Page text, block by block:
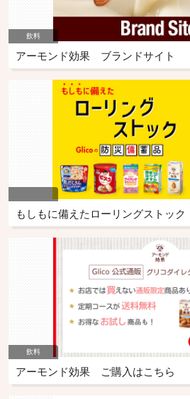
飲料
アーモンド効果 ブランドサイト
もしもに備えたローリングストック
飲料
アーモンド効果 ご購入はこちら